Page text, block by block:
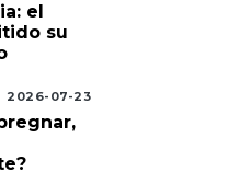
el
su
2026-07-23